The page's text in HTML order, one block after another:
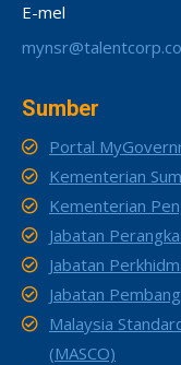
E-mel
Sumber
Portal
Kementerian
Kementerian
Jabatan
Jabatan
Jabatan
Malaysia
(MASCO)